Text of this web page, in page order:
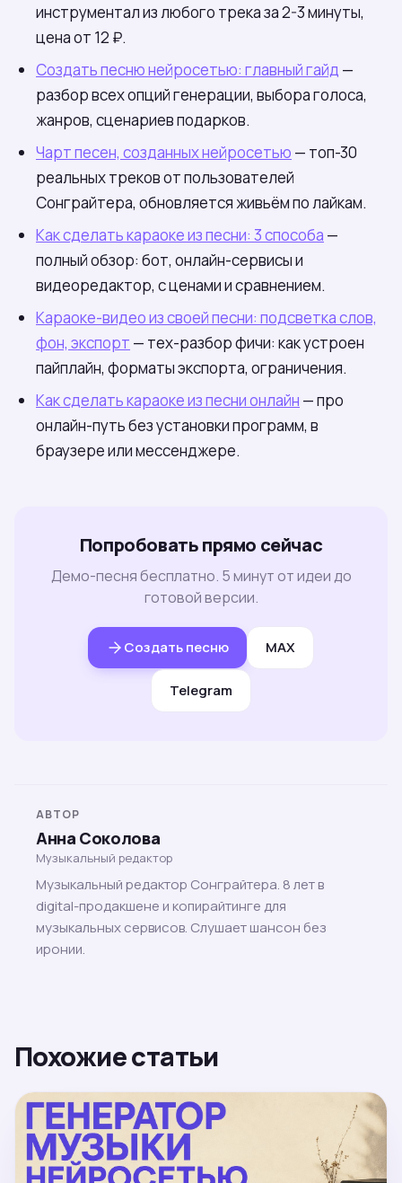
инструментал из любого трека за 2-3 минуты,
цена от 12 ₽.
Создать песню нейросетью: главный гайд —
разбор всех опций генерации, выбора голоса,
жанров, сценариев подарков.
Чарт песен, созданных нейросетью — топ-30
реальных треков от пользователей
Сонграйтера, обновляется живьём по лайкам.
Как сделать караоке из песни: 3 способа —
полный обзор: бот, онлайн-сервисы и
видеоредактор, с ценами и сравнением.
Караоке-видео из своей песни: подсветка слов,
фон, экспорт — тех-разбор фичи: как устроен
пайплайн, форматы экспорта, ограничения.
Как сделать караоке из песни онлайн — про
онлайн-путь без установки программ, в
браузере или мессенджере.
Попробовать прямо сейчас
Демо-песня бесплатно. 5 минут от идеи до
готовой версии.
Создать песню MAX
Telegram
АВТОР
Анна Соколова
Музыкальный редактор
Музыкальный редактор Сонграйтера. 8 лет в
digital-продакшене и копирайтинге для
музыкальных сервисов. Слушает шансон без
иронии.
Похожие статьи